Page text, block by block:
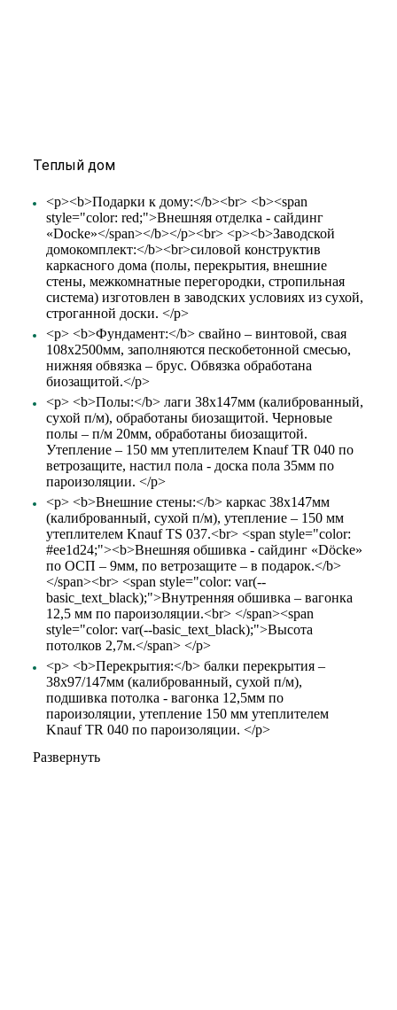
Теплый дом
<p><b>Подарки к дому:</b><br> <b><span
style="color: red;">Внешняя отделка - сайдинг
«Docke»</span></b></p><br> <p><b>Заводской
домокомплект:</b><br>силовой конструктив
каркасного дома (полы, перекрытия, внешние
стены, межкомнатные перегородки, стропильная
система) изготовлен в заводских условиях из сухой,
строганной доски. </p>
<p> <b>Фундамент:</b> свайно – винтовой, свая
108х2500мм, заполняются пескобетонной смесью,
нижняя обвязка – брус. Обвязка обработана
биозащитой.</p>
<p> <b>Полы:</b> лаги 38х147мм (калиброванный,
сухой п/м), обработаны биозащитой. Черновые
полы – п/м 20мм, обработаны биозащитой.
Утепление – 150 мм утеплителем Knauf TR 040 по
ветрозащите, настил пола - доска пола 35мм по
пароизоляции. </p>
<p> <b>Внешние стены:</b> каркас 38х147мм
(калиброванный, сухой п/м), утепление – 150 мм
утеплителем Knauf TS 037.<br> <span style="color:
#ee1d24;"><b>Внешняя обшивка - сайдинг «Döcke»
по ОСП – 9мм, по ветрозащите – в подарок.</b>
</span><br> <span style="color: var(--
basic_text_black);">Внутренняя обшивка – вагонка
12,5 мм по пароизоляции.<br> </span><span
style="color: var(--basic_text_black);">Высота
потолков 2,7м.</span> </p>
<p> <b>Перекрытия:</b> балки перекрытия –
38х97/147мм (калиброванный, сухой п/м),
подшивка потолка - вагонка 12,5мм по
пароизоляции, утепление 150 мм утеплителем
Knauf TR 040 по пароизоляции. </p>
Развернуть